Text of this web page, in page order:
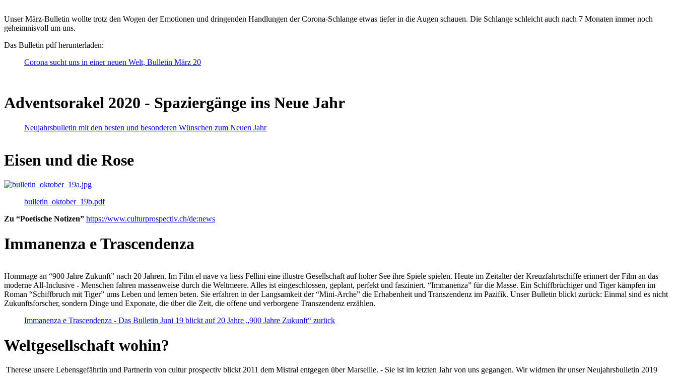
Unser März-Bulletin wollte trotz den Wogen der Emotionen und dringenden Handlungen der Corona-Schlange etwas tiefer in die Augen schauen. Die Schlange schleicht auch nach 7 Monaten immer noch
geheimnisvoll um uns.
Das Bulletin pdf herunterladen:
Corona sucht uns in einer neuen Welt, Bulletin März 20
Adventsorakel 2020 - Spaziergänge ins Neue Jahr
Neujahrsbulletin mit den besten und besonderen Wünschen zum Neuen Jahr
Eisen und die Rose
bulletin_oktober_19b.pdf
Zu “Poetische Notizen” https://www.culturprospectiv.ch/de:news
Immanenza e Trascendenza
Hommage an “900 Jahre Zukunft” nach 20 Jahren. Im Film el nave va liess Fellini eine illustre Gesellschaft auf hoher See ihre Spiele spielen. Heute im Zeitalter der Kreuzfahrtschiffe erinnert der Film an das
moderne All-Inclusive - Menschen fahren massenweise durch die Weltmeere. Alles ist eingeschlossen, geplant, perfekt und fasziniert. “Immanenza” für die Masse. Ein Schiffbrüchiger und Tiger kämpfen im
Roman “Schiffbruch mit Tiger” ums Leben und lernen beten. Sie erfahren in der Langsamkeit der “Mini-Arche” die Erhabenheit und Transzendenz im Pazifik. Unser Bulletin blickt zurück: Einmal sind es nicht
Zukunftsforscher, sondern Dinge und Exponate, die über die Zeit, die offene und verborgene Transzendenz erzählen.
Immanenza e Trascendenza - Das Bulletin Juni 19 blickt auf 20 Jahre „900 Jahre Zukunft“ zurück
Weltgesellschaft wohin?
Therese unsere Lebensgefährtin und Partnerin von cultur prospectiv blickt 2011 dem Mistral entgegen über Marseille. - Sie ist im letzten Jahr von uns gegangen. Wir widmen ihr unser Neujahrsbulletin 2019